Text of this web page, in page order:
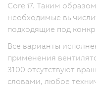
Core i7. Таким
необходимые
подходящие под
Все варианты
применения
3100 отсутствуют
словами, любое